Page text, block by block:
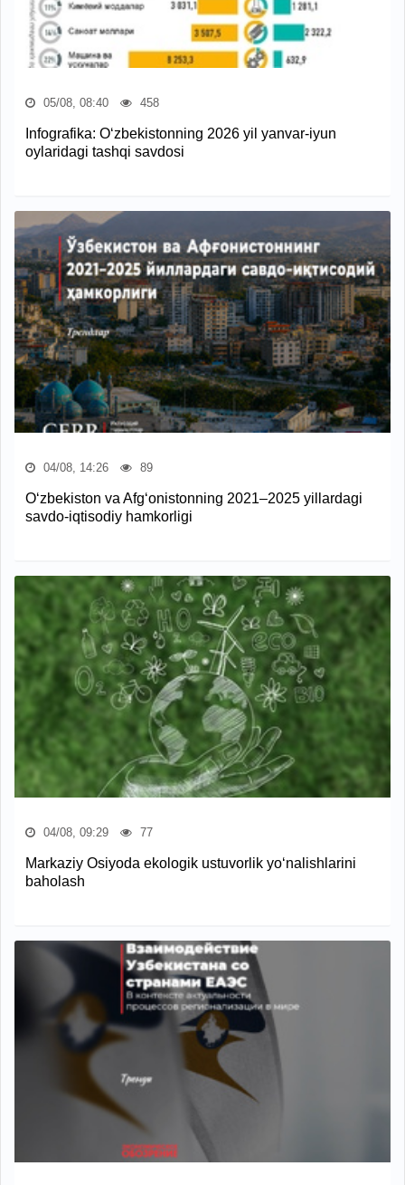
05/08, 08:40 458
Infografika: O‘zbekistonning 2026 yil yanvar-iyun
oylaridagi tashqi savdosi
04/08, 14:26 89
O‘zbekiston va Afg‘onistonning 2021–2025 yillardagi
savdo-iqtisodiy hamkorligi
04/08, 09:29 77
Markaziy Osiyoda ekologik ustuvorlik yo‘nalishlarini
baholash